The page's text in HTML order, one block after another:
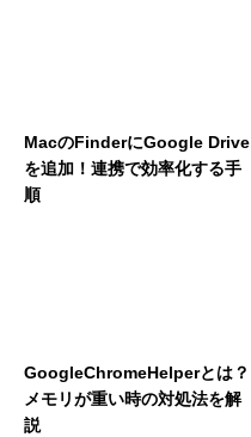
MacのFinderにGoogle Drive
を追加！連携で効率化する手
順
GoogleChromeHelperとは？
メモリが重い時の対処法を解
説